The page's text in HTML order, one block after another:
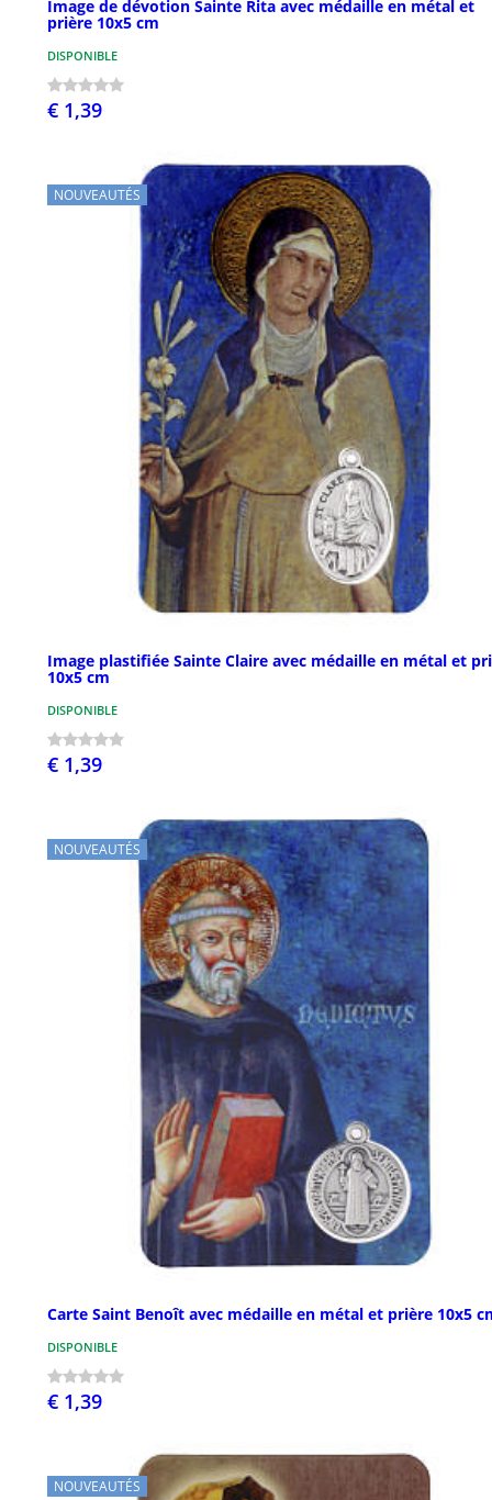
Image de dévotion Sainte Rita avec médaille en métal et
prière 10x5 cm
DISPONIBLE
€ 1,39
NOUVEAUTÉS
Image plastifiée Sainte Claire avec médaille en métal et
10x5 cm
DISPONIBLE
€ 1,39
NOUVEAUTÉS
Carte Saint Benoît avec médaille en métal et prière 10x5
DISPONIBLE
€ 1,39
NOUVEAUTÉS